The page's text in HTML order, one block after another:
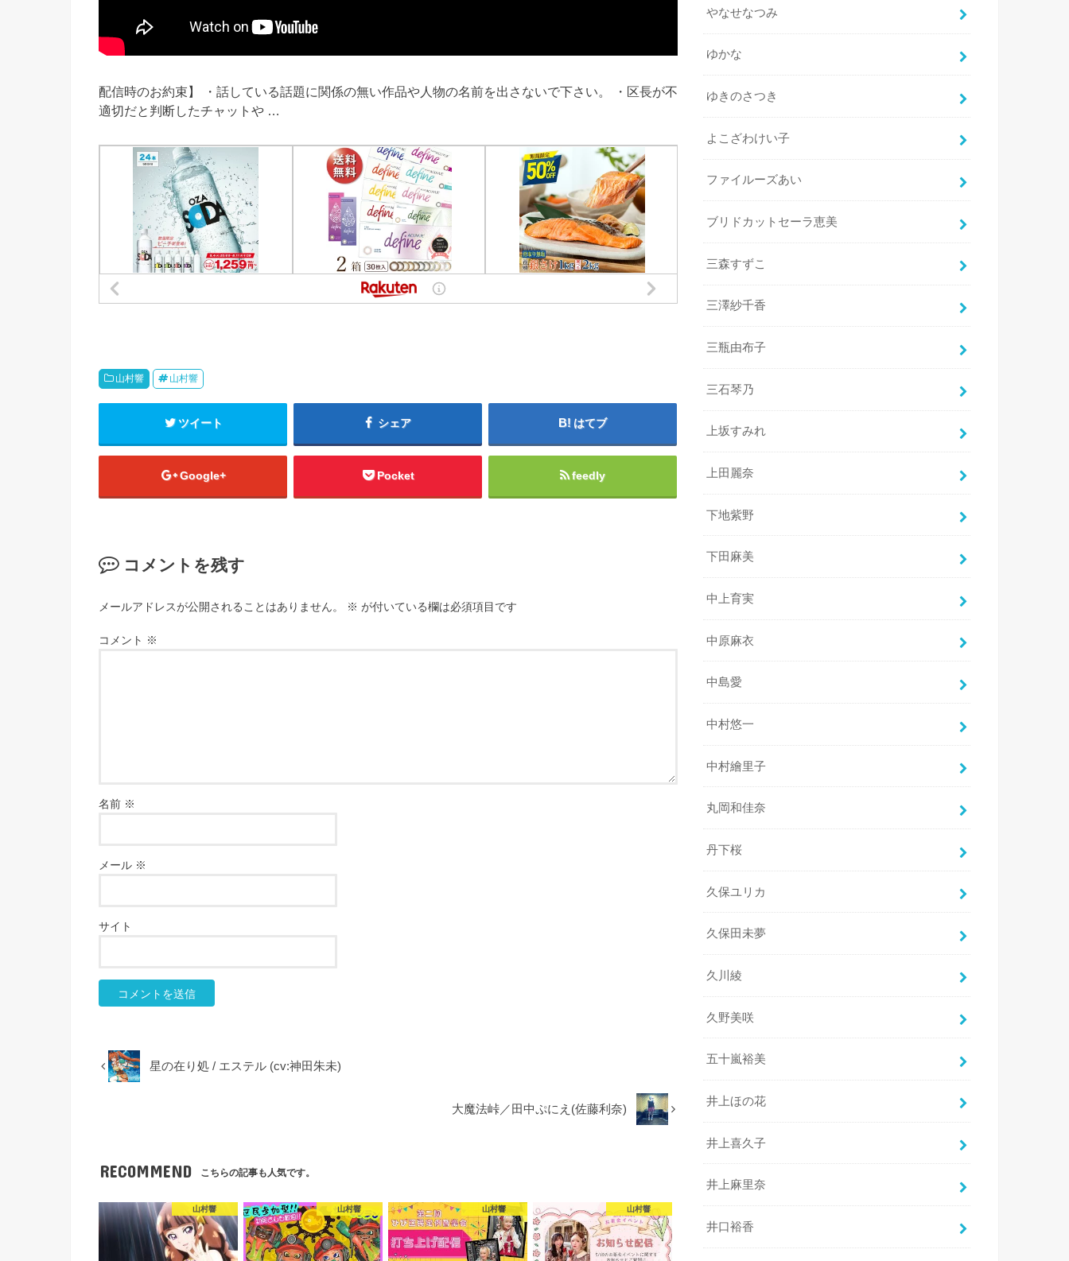
配信時のお約束】 ・話している話題に関係の無い作品や人物の名前を出さないで下さい。 ・区長が不
適切だと判断したチャットや …
山村響 山村響
ツイート シェア はてブ
Google+ Pocket feedly
コメントを残す
メールアドレスが公開されることはありません。 ※ が付いている欄は必須項目です
コメント ※
名前 ※
メール ※
サイト
星の在り処 / エステル (cv:神田朱未)
大魔法峠／田中ぷにえ(佐藤利奈)
RECOMMEND こちらの記事も人気です。
山村響 山村響 山村響 山村響
やなせなつみ
ゆかな
ゆきのさつき
よこざわけい子
ファイルーズあい
ブリドカットセーラ恵美
三森すずこ
三澤紗千香
三瓶由布子
三石琴乃
上坂すみれ
上田麗奈
下地紫野
下田麻美
中上育実
中原麻衣
中島愛
中村悠一
中村繪里子
丸岡和佳奈
丹下桜
久保ユリカ
久保田未夢
久川綾
久野美咲
五十嵐裕美
井上ほの花
井上喜久子
井上麻里奈
井口裕香